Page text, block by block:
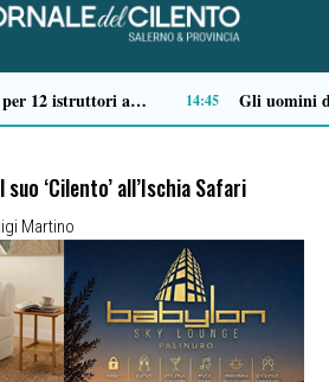
Come vestirsi in stile preppy: i capi indispensabili 12:29
‘Cilento’ all’Ischia Safari
Martino